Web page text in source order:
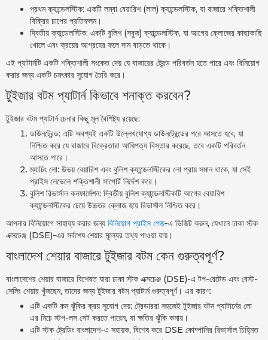
প্রথম ক্যান্ডেলস্টিক: একটি লম্বা বেয়ারিশ (লাল) ক্যান্ডেলস্টিক, যা বাজারে শক্তিশালী
বিক্রির চাপের প্রতিফলন।
দ্বিতীয় ক্যান্ডেলস্টিক: একটি বুলিশ (সবুজ) ক্যান্ডেলস্টিক, যা আগের ক্লোজের কাছাকাছি
খোলে এবং ক্রয়ের আগ্রহের ফলে দাম বাড়তে থাকে।
এই প্যাটার্নটি একটি শক্তিশালী সংকেত দেয় যে বাজারের ট্রেন্ড পরিবর্তন হতে পারে এবং বিনিয়োগ
করার জন্য একটি চমৎকার সুযোগ তৈরি করে।
টুইজার বটম প্যাটার্ন কিভাবে শনাক্ত করবেন?
টুইজার বটম প্যাটার্ন চেনার কিছু মূল বৈশিষ্ট্য রয়েছে:
ডাউনট্রেন্ড: এটি অবশ্যই একটি উল্লেখযোগ্য ডাউনট্রেন্ডের পরে আসতে হবে, যা
নিশ্চিত করে যে বাজারে বিক্রেতারা আধিপত্য বিস্তার করেছে, তবে একটি পরিবর্তন
আসতে পারে।
ম্যাচিং লো: উভয় বেয়ারিশ এবং বুলিশ ক্যান্ডেলস্টিকের লো প্রায় সমান থাকে, যা সেই
প্রাইস লেভেলে শক্তিশালী সাপোর্ট নির্দেশ করে।
বুলিশ রিভার্সাল কনফার্মেশন: দ্বিতীয় বুলিশ ক্যান্ডেলস্টিকটি আগের বেয়ারিশ
ক্যান্ডেলস্টিকের চেয়ে উচ্চতর ক্লোজ হয়ে রিভার্সাল নিশ্চিত করে।
আপনার বিনিয়োগে সাহায্য করার জন্য বিনিয়োগ প্রাইস পেজ-এ ভিজিট করুন, যেখানে ঢাকা স্টক
এক্সচেঞ্জ (DSE)-এর সর্বশেষ শেয়ার মূল্যের তথ্য পাওয়া যায়।
বাংলাদেশ শেয়ার বাজারে টুইজার বটম কেন গুরুত্বপূর্ণ?
বাংলাদেশের শেয়ার বাজারে বিশেষত যারা ঢাকা স্টক এক্সচেঞ্জ (DSE)-এ টপ-রেটেড এবং বেস্ট-
সেলিং শেয়ার খুঁজছেন, তাদের জন্য টুইজার বটম প্যাটার্ন গুরুত্বপূর্ণ। এর কারণ:
এটি একটি কম ঝুঁকির ক্রয় সুযোগ দেয়: ট্রেডাররা সহজেই টুইজার বটম প্যাটার্নের লো
এর নিচে স্টপ-লস সেট করতে পারেন, যা ক্ষতির ঝুঁকি কমায়।
এটি স্টক ট্রেডিং বাংলাদেশ-এ সহায়ক, বিশেষ করে DSE কোম্পানির রিভার্সাল চিহ্নিত